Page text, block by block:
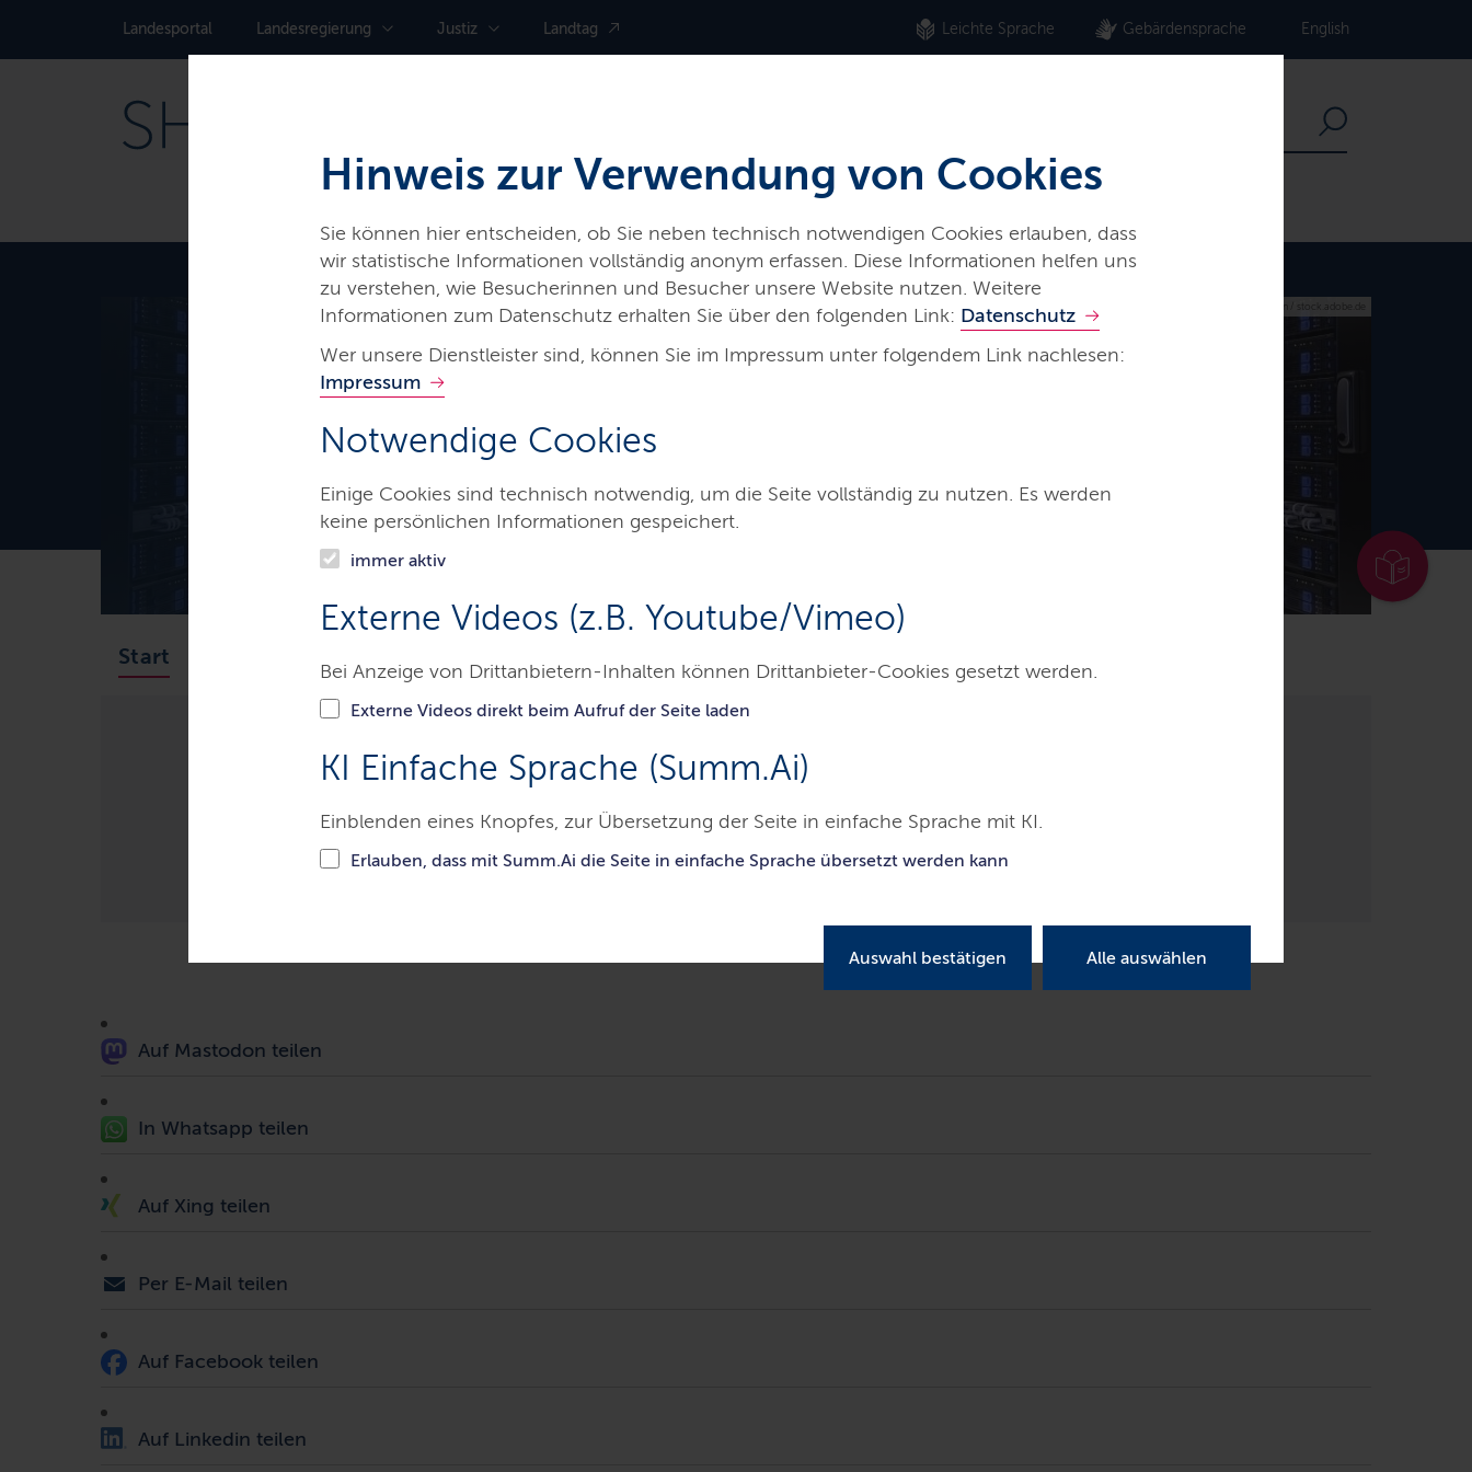
Hinweis zur Verwendung von Cookies
Sie können hier entscheiden, ob Sie neben technisch notwendigen Cookies erlauben, dass
wir statistische Informationen vollständig anonym erfassen. Diese Informationen helfen uns
zu verstehen, wie Besucherinnen und Besucher unsere Website nutzen. Weitere
Informationen zum Datenschutz erhalten Sie über den folgenden Link: Datenschutz
Wer unsere Dienstleister sind, können Sie im Impressum unter folgendem Link nachlesen:
Impressum
Notwendige Cookies
Einige Cookies sind technisch notwendig, um die Seite vollständig zu nutzen. Es werden
keine persönlichen Informationen gespeichert.
immer aktiv
Externe Videos (z.B. Youtube/Vimeo)
Bei Anzeige von Drittanbietern-Inhalten können Drittanbieter-Cookies gesetzt werden.
Externe Videos direkt beim Aufruf der Seite laden
KI Einfache Sprache (Summ.Ai)
Einblenden eines Knopfes, zur Übersetzung der Seite in einfache Sprache mit KI.
Erlauben, dass mit Summ.Ai die Seite in einfache Sprache übersetzt werden kann
Auswahl bestätigen Alle auswählen
Landes­portal Landes­regierung Justiz Landtag Leichte Sprache Gebärdensprache English
Transparenzportal
© Sashkin / stock.adobe.de
Start
Digitalisierung Transparenzportal
Auf Mastodon teilen
In Whatsapp teilen
Auf Xing teilen
Per E-Mail teilen
Auf Facebook teilen
Auf Linkedin teilen